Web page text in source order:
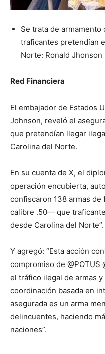
Se trata de
traficantes pretendían
Norte: Ronald Jhonson
Red Financiera
El embajador de Estados
Johnson, reveló el
que pretendían llegar
Carolina del Norte.
En su cuenta de X, el
operación encubierta,
confiscaron 138 armas
calibre .50— que
desde Carolina del Norte”.
Y agregó: “Esta acción
compromiso de @POTUS
el tráfico ilegal de armas
coordinación basada en
asegurada es un arma
delincuentes, haciendo
naciones”.